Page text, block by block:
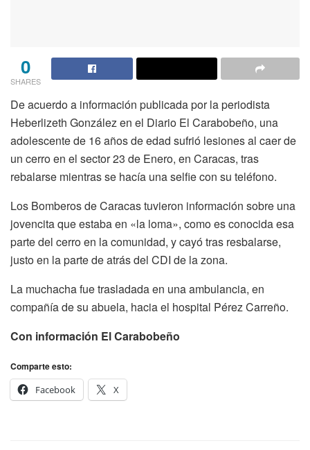
0
SHARES
De acuerdo a información publicada por la periodista
Heberlizeth González en el Diario El Carabobeño, una
adolescente de 16 años de edad sufrió lesiones al caer de
un cerro en el sector 23 de Enero, en Caracas, tras
rebalarse mientras se hacía una selfie con su teléfono.
Los Bomberos de Caracas tuvieron información sobre una
jovencita que estaba en «la loma», como es conocida esa
parte del cerro en la comunidad, y cayó tras resbalarse,
justo en la parte de atrás del CDI de la zona.
La muchacha fue trasladada en una ambulancia, en
compañía de su abuela, hacia el hospital Pérez Carreño.
Con información El Carabobeño
Comparte esto:
Facebook
X